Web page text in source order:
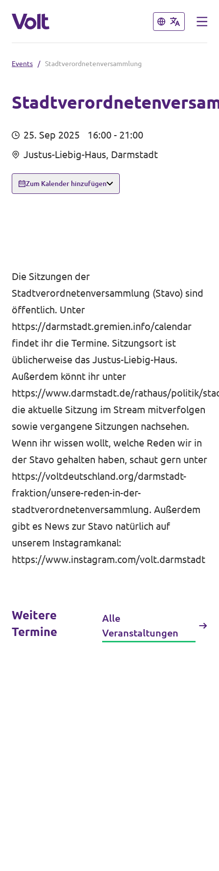
Schließen
Volt in Hessen
Website Volt Darmstadt
Lokale Teams
Volt in Deutschland
Schließen
Menschen
Startseite
Unser Team
Unsere Reden
Pressemitteilungen
Pressefotos
Transparenzregister
Datenschutz
Events / Stadtverordnetenversammlung
25. Sep 2025
16:00 - 21:00
Justus-Liebig-Haus, Darmstadt
Zum Kalender hinzufügen
Die Sitzungen der
Stadtverordnetenversammlung (Stavo) sind
öffentlich. Unter
https://darmstadt.gremien.info/calendar
findet ihr die Termine. Sitzungsort ist
üblicherweise das Justus-Liebig-Haus.
Außerdem könnt ihr unter
https://www.darmstadt.de/rathaus/politik/
die aktuelle Sitzung im Stream mitverfolgen
sowie vergangene Sitzungen nachsehen.
Wenn ihr wissen wollt, welche Reden wir in
der Stavo gehalten haben, schaut gern unter
https://voltdeutschland.org/darmstadt-
fraktion/unsere-reden-in-der-
stadtverordnetenversammlung. Außerdem
gibt es News zur Stavo natürlich auf
unserem Instagramkanal:
https://www.instagram.com/volt.darmstadt
Weitere
Termine
Alle
Veranstaltungen